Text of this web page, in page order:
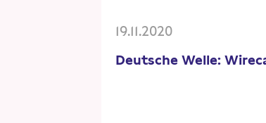
19.11.2020
Deutsche Welle: